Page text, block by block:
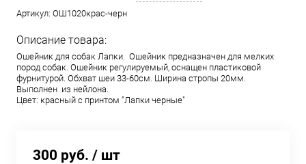
Артикул: ОШ1020крас-черн
Описание товара:
Ошейник для собак Лапки. Ошейник предназначен для мелких
пород собак. Ошейник регулируемый, оснащен пластиковой
фурнитурой. Обхват шеи 33-60см. Ширина стропы 20мм.
Выполнен из нейлона.
Цвет: красный с принтом "Лапки черные"
300 руб. / шт